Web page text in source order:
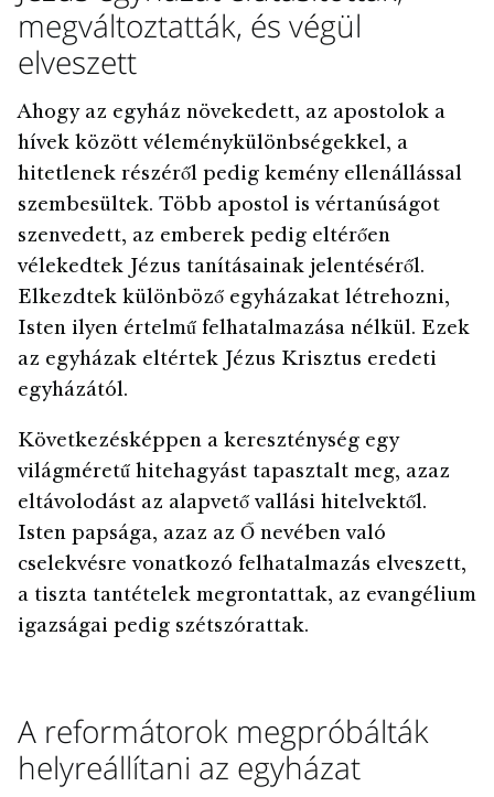
megváltoztatták, és végül
elveszett
Ahogy az egyház növekedett, az apostolok a
hívek között véleménykülönbségekkel, a
hitetlenek részéről pedig kemény ellenállással
szembesültek. Több apostol is vértanúságot
szenvedett, az emberek pedig eltérően
vélekedtek Jézus tanításainak jelentéséről.
Elkezdtek különböző egyházakat létrehozni,
Isten ilyen értelmű felhatalmazása nélkül. Ezek
az egyházak eltértek Jézus Krisztus eredeti
egyházától.
Következésképpen a kereszténység egy
világméretű hitehagyást tapasztalt meg, azaz
eltávolodást az alapvető vallási hitelvektől.
Isten papsága, azaz az Ő nevében való
cselekvésre vonatkozó felhatalmazás elveszett,
a tiszta tantételek megrontattak, az evangélium
igazságai pedig szétszórattak.
A reformátorok megpróbálták
helyreállítani az egyházat